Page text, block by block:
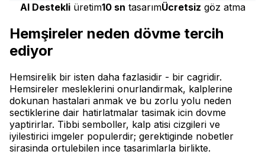
AI Destekli üretim10 sn tasarımÜcretsiz göz atma
Hemşireler neden dövme tercih
ediyor
Hemsirelik bir isten daha fazlasidir - bir cagridir.
Hemsireler mesleklerini onurlandirmak, kalplerine
dokunan hastalari anmak ve bu zorlu yolu neden
sectiklerine dair hatirlatmalar tasimak icin dovme
yaptirirlar. Tibbi semboller, kalp atisi cizgileri ve
iyilestirici imgeler populerdir; gerektiginde nobetler
sirasinda ortulebilen ince tasarimlarla birlikte.